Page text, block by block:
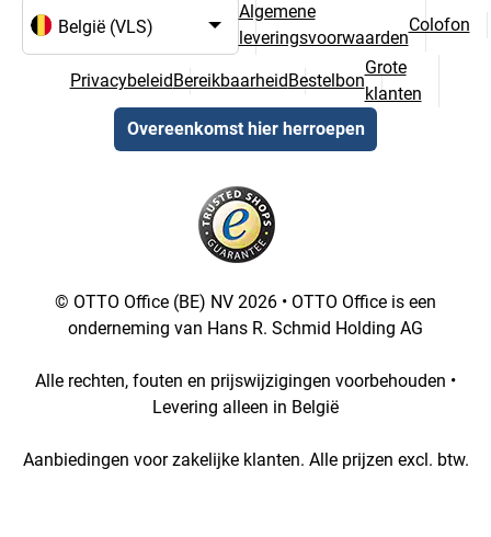
Algemene
leveringsvoorwaarden
Colofon
PrivacybeleidBereikbaarheidBestelbon
Grote
klanten
Overeenkomst hier herroepen
© OTTO Office (BE) NV 2026 • OTTO Office is een
onderneming van Hans R. Schmid Holding AG
Alle rechten, fouten en prijswijzigingen voorbehouden •
Levering alleen in België
Aanbiedingen voor zakelijke klanten. Alle prijzen excl. btw.